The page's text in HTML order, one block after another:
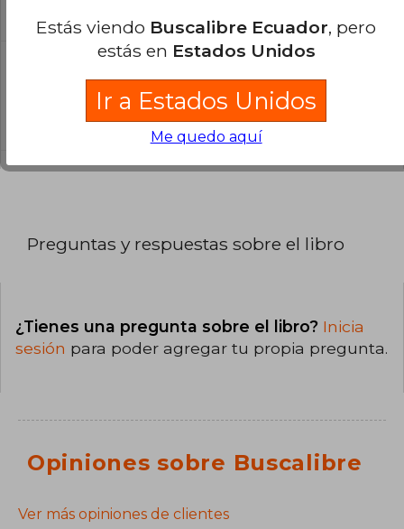
La encuadernación de esta edición es Tapa
Preguntas y respuestas sobre el libro
¿Tienes una pregunta sobre el libro? Inicia
sesión para poder agregar tu propia pregunta.
Opiniones sobre Buscalibre
Ver más opiniones de clientes
Estás viendo Buscalibre Ecuador, pero
estás en Estados Unidos
Ir a Estados Unidos
Me quedo aquí